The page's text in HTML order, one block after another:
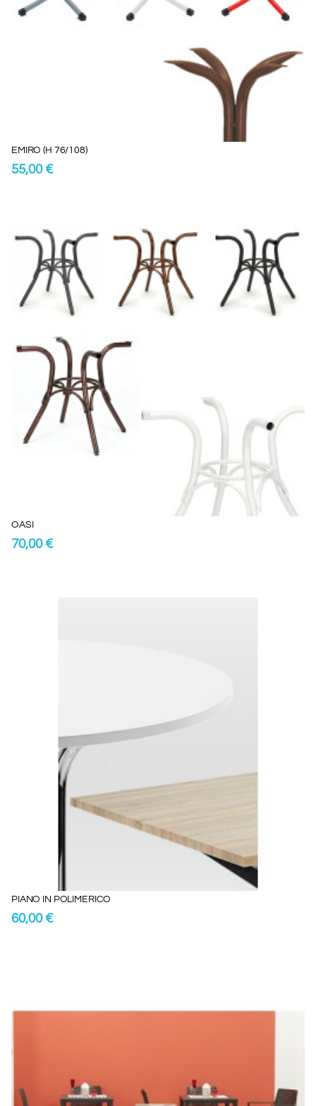
EMIRO (H 76/108)
55,00 €
OASI
70,00 €
PIANO IN POLIMERICO
60,00 €